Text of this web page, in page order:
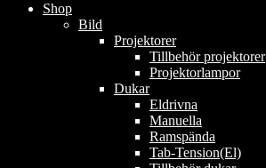
Shop
Bild
Projektorer
Tillbehör projektorer
Projektorlampor
Dukar
Eldrivna
Manuella
Ramspända
Tab-Tension(El)